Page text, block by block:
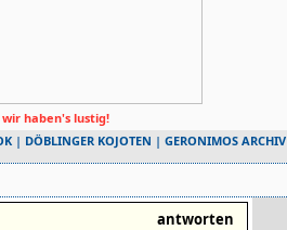
haben's lustig!
| DÖBLINGER KOJOTEN | GERONIMOS ARCHIV
antworten